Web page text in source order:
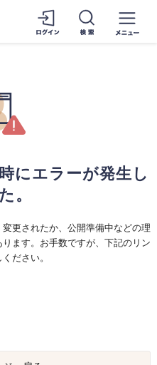
にエラーが発生し
。
更されたか、公開準備中などの理
ます。お手数ですが、下記のリン
ださい。